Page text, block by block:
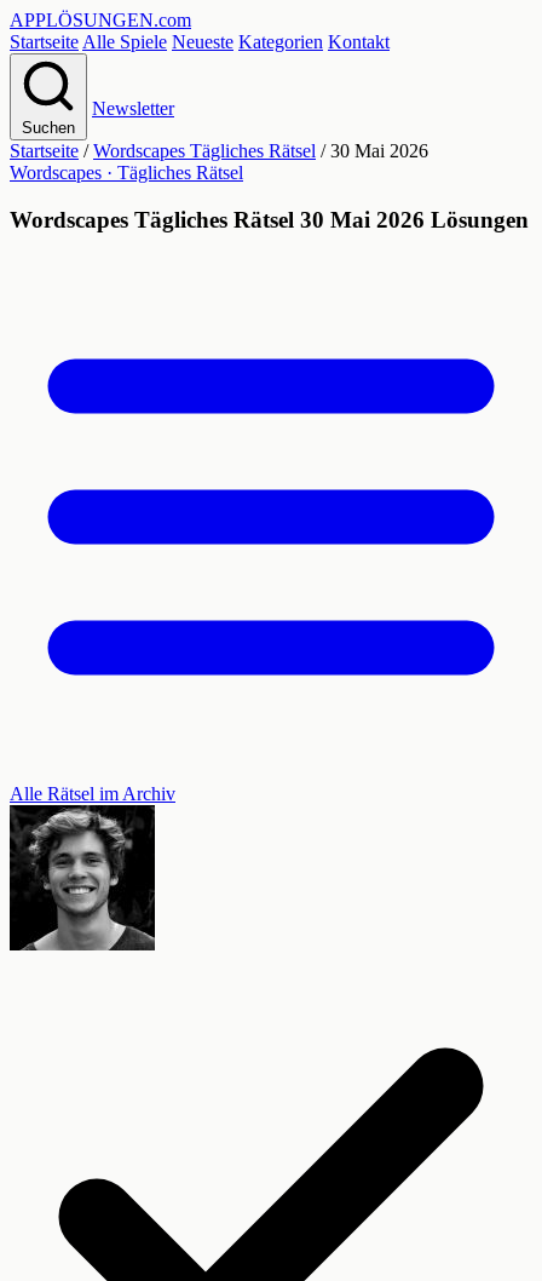
APPLÖSUNGEN.com
Startseite Alle Spiele Neueste Kategorien Kontakt
Suchen
Newsletter
Startseite / Wordscapes Tägliches Rätsel / 30 Mai 2026
Wordscapes · Tägliches Rätsel
Wordscapes Tägliches Rätsel 30 Mai 2026 Lösungen
Alle Rätsel im Archiv